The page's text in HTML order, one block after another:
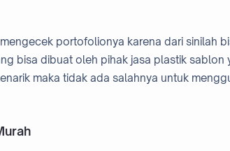
portofolionya karena dari sinilah
bisa dibuat oleh pihak jasa plastik sablon
maka tidak ada salahnya untuk